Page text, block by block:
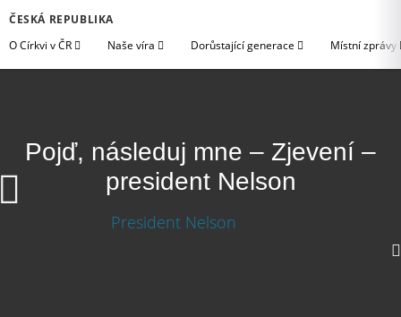
ČESKÁ REPUBLIKA
O Církvi v ČR
Naše víra Dorůstající generace Místní zprávy
Pojď, následuj mne – Zjevení –
president Nelson